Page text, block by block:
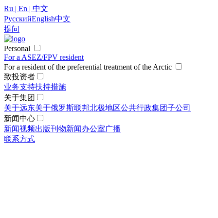
Ru | En | 中文
РусскийEnglish中文
提问
Personal
For a ASEZ/FPV resident
For a resident of the preferential treatment of the Arctic
致投资者
业务支持扶持措施
关于集团
关于远东关于俄罗斯联邦北极地区公共行政集团子公司
新闻中心
新闻视频出版刊物新闻办公室广播
联系方式